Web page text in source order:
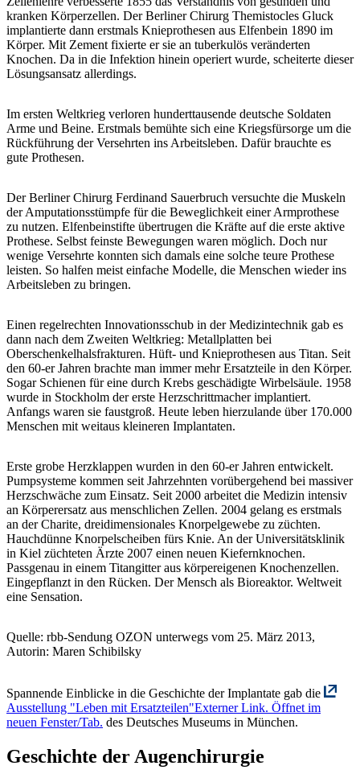
kranken Körperzellen. Der Berliner Chirurg Themistocles Gluck
implantierte dann erstmals Knieprothesen aus Elfenbein 1890 im
Körper. Mit Zement fixierte er sie an tuberkulös veränderten
Knochen. Da in die Infektion hinein operiert wurde, scheiterte dieser
Lösungsansatz allerdings.
Im ersten Weltkrieg verloren hunderttausende deutsche Soldaten
Arme und Beine. Erstmals bemühte sich eine Kriegsfürsorge um die
Rückführung der Versehrten ins Arbeitsleben. Dafür brauchte es
gute Prothesen.
Der Berliner Chirurg Ferdinand Sauerbruch versuchte die Muskeln
der Amputationsstümpfe für die Beweglichkeit einer Armprothese
zu nutzen. Elfenbeinstifte übertrugen die Kräfte auf die erste aktive
Prothese. Selbst feinste Bewegungen waren möglich. Doch nur
wenige Versehrte konnten sich damals eine solche teure Prothese
leisten. So halfen meist einfache Modelle, die Menschen wieder ins
Arbeitsleben zu bringen.
Einen regelrechten Innovationsschub in der Medizintechnik gab es
dann nach dem Zweiten Weltkrieg: Metallplatten bei
Oberschenkelhalsfrakturen. Hüft- und Knieprothesen aus Titan. Seit
den 60-er Jahren brachte man immer mehr Ersatzteile in den Körper.
Sogar Schienen für eine durch Krebs geschädigte Wirbelsäule. 1958
wurde in Stockholm der erste Herzschrittmacher implantiert.
Anfangs waren sie faustgroß. Heute leben hierzulande über 170.000
Menschen mit weitaus kleineren Implantaten.
Erste grobe Herzklappen wurden in den 60-er Jahren entwickelt.
Pumpsysteme kommen seit Jahrzehnten vorübergehend bei massiver
Herzschwäche zum Einsatz. Seit 2000 arbeitet die Medizin intensiv
an Körperersatz aus menschlichen Zellen. 2004 gelang es erstmals
an der Charite, dreidimensionales Knorpelgewebe zu züchten.
Hauchdünne Knorpelscheiben fürs Knie. An der Universitätsklinik
in Kiel züchteten Ärzte 2007 einen neuen Kiefernknochen.
Passgenau in einem Titangitter aus körpereigenen Knochenzellen.
Eingepflanzt in den Rücken. Der Mensch als Bioreaktor. Weltweit
eine Sensation.
Quelle: rbb-Sendung OZON unterwegs vom 25. März 2013,
Autorin: Maren Schibilsky
Spannende Einblicke in die Geschichte der Implantate gab die
Ausstellung "Leben mit Ersatzteilen"Externer Link. Öffnet im
neuen Fenster/Tab. des Deutsches Museums in München.
Geschichte der Augenchirurgie